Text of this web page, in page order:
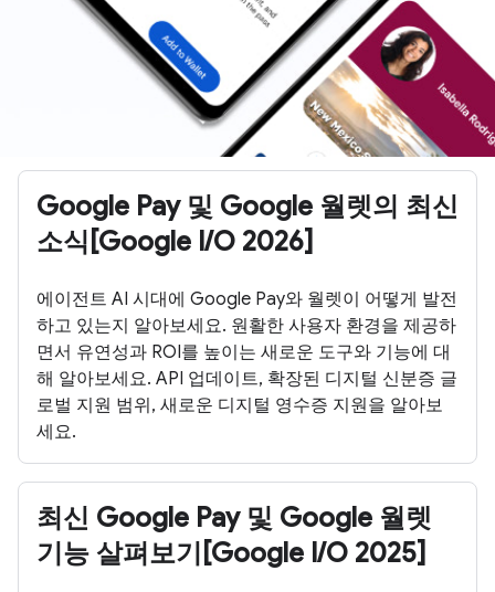
Google Pay 및 Google 월렛의 최신
소식[Google I/O 2026]
에이전트 AI 시대에 Google Pay와 월렛이 어떻게 발전
하고 있는지 알아보세요. 원활한 사용자 환경을 제공하
면서 유연성과 ROI를 높이는 새로운 도구와 기능에 대
해 알아보세요. API 업데이트, 확장된 디지털 신분증 글
로벌 지원 범위, 새로운 디지털 영수증 지원을 알아보
세요.
최신 Google Pay 및 Google 월렛
기능 살펴보기[Google I/O 2025]